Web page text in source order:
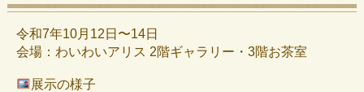
ツ
キ
プ
令和7年10月12日〜14日
会場：わいわいアリス 2階ギャラリー・3階お茶室
展示の様子